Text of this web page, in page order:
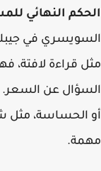
النهائي
في جيبك؛
قراءة لافتة،
عن السعر.
الحساسة، مثل